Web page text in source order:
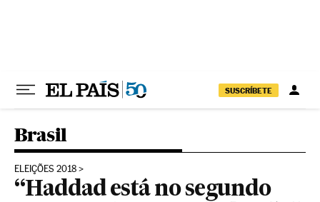
SUSCRÍBETE
Brasil
ELEIÇÕES 2018
“Haddad está no segundo